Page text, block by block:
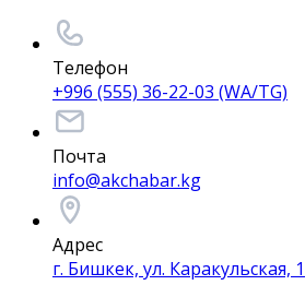
Телефон
+996 (555) 36-22-03 (WA/TG)
Почта
info@akchabar.kg
Адрес
г. Бишкек, ул. Каракульская, 1